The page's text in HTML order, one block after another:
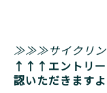
≫≫≫サイクリ
↑↑↑エントリー
認いただきます